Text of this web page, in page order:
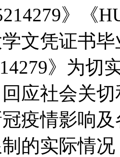
》《
文凭证书
》为切
应社会关切
疫情影响
的实际情